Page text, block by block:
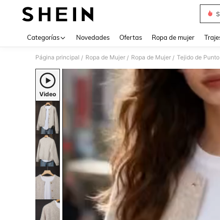
Categorías Novedades Ofertas Ropa de mujer
Página principal / Ropa de Mujer / Ropa de Mujer / Tejido de
Video